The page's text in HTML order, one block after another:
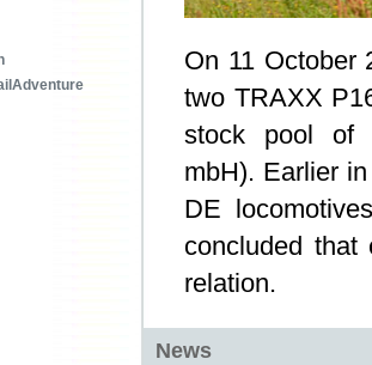
On 11 October
two TRAXX
stock pool of
mbH). Earlier
DE
concluded that
relation.
News